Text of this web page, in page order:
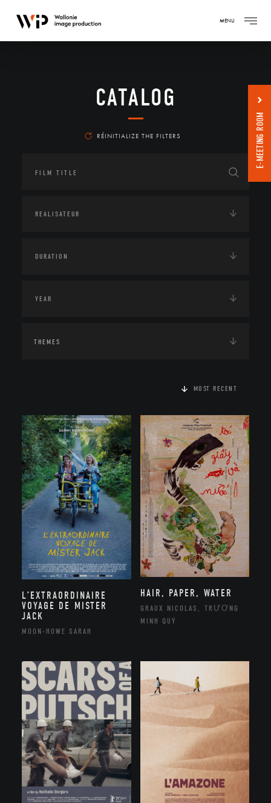
MENU
CATALOG
RÉINITIALIZE THE FILTERS
THEMES
MOST RECENT
L’EXTRAORDINAIRE
VOYAGE DE MISTER
JACK
MOON-HOWE SARAH
HAIR, PAPER, WATER
GRAUX NICOLAS, TRƯƠNG
MINH QUÝ
E-MEETING ROOM